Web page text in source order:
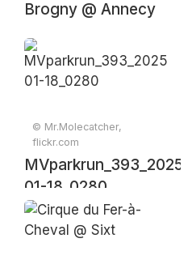
Brogny @ Annecy
© Mr.Molecatcher,
flickr.com
MVparkrun_393_2025-
01-18_0280